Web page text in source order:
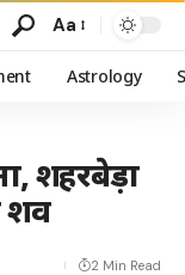
Aa
Astrology
शहरबेड़ा
शव
2 Min Read